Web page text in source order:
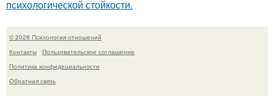
психологической стойкости.
© 2026 Психология отношений
Контакты
Пользовательское соглашение
Политика конфидециальности
Обратная связь